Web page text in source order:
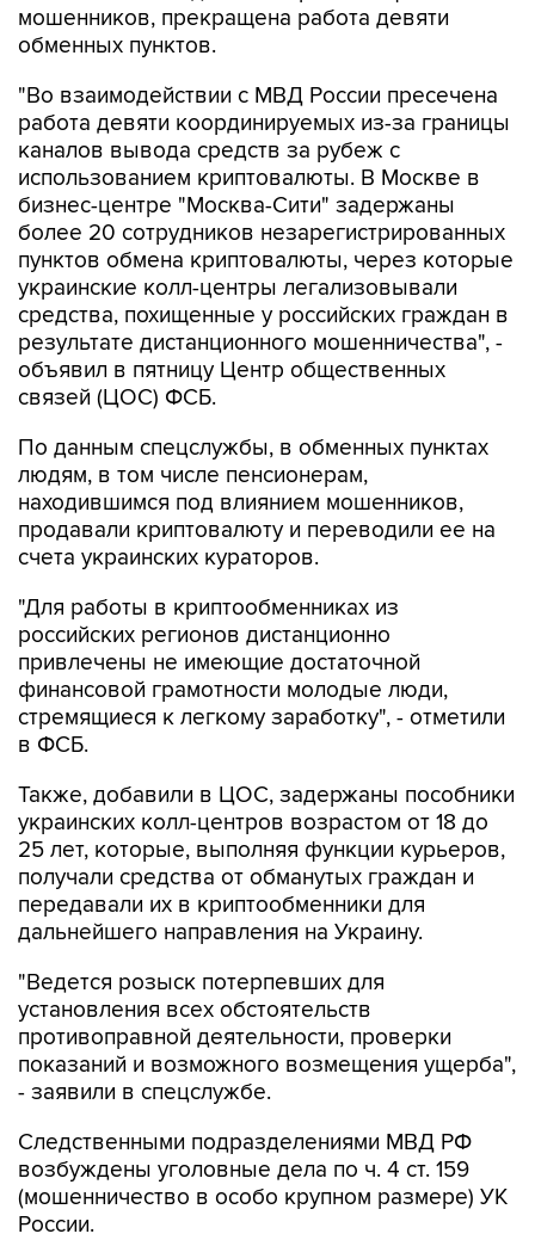
мошенников, прекращена работа девяти
обменных пунктов.
"Во взаимодействии с МВД России пресечена
работа девяти координируемых из-за границы
каналов вывода средств за рубеж с
использованием криптовалюты. В Москве в
бизнес-центре "Москва-Сити" задержаны
более 20 сотрудников незарегистрированных
пунктов обмена криптовалюты, через которые
украинские колл-центры легализовывали
средства, похищенные у российских граждан в
результате дистанционного мошенничества", -
объявил в пятницу Центр общественных
связей (ЦОС) ФСБ.
По данным спецслужбы, в обменных пунктах
людям, в том числе пенсионерам,
находившимся под влиянием мошенников,
продавали криптовалюту и переводили ее на
счета украинских кураторов.
"Для работы в криптообменниках из
российских регионов дистанционно
привлечены не имеющие достаточной
финансовой грамотности молодые люди,
стремящиеся к легкому заработку", - отметили
в ФСБ.
Также, добавили в ЦОС, задержаны пособники
украинских колл-центров возрастом от 18 до
25 лет, которые, выполняя функции курьеров,
получали средства от обманутых граждан и
передавали их в криптообменники для
дальнейшего направления на Украину.
"Ведется розыск потерпевших для
установления всех обстоятельств
противоправной деятельности, проверки
показаний и возможного возмещения ущерба",
- заявили в спецслужбе.
Следственными подразделениями МВД РФ
возбуждены уголовные дела по ч. 4 ст. 159
(мошенничество в особо крупном размере) УК
России.